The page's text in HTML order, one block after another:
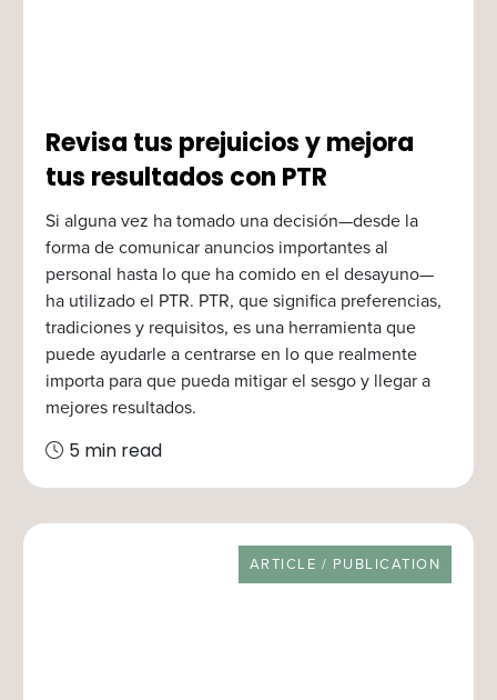
Revisa tus prejuicios y mejora
tus resultados con PTR
Si alguna vez ha tomado una decisión—desde la
forma de comunicar anuncios importantes al
personal hasta lo que ha comido en el desayuno—
ha utilizado el PTR. PTR, que significa preferencias,
tradiciones y requisitos, es una herramienta que
puede ayudarle a centrarse en lo que realmente
importa para que pueda mitigar el sesgo y llegar a
mejores resultados.
5 min read
RESOURCE TYPE
ARTICLE / PUBLICATION